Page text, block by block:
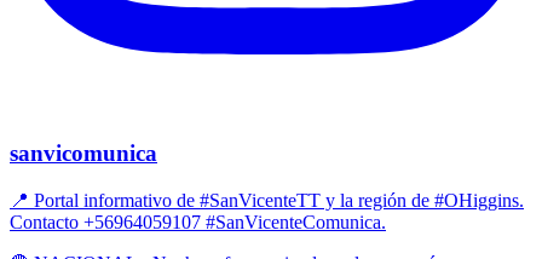
sanvicomunica
📍 Portal informativo de #SanVicenteTT y la región de #OHiggins.
Contacto +56964059107 #SanVicenteComunica.